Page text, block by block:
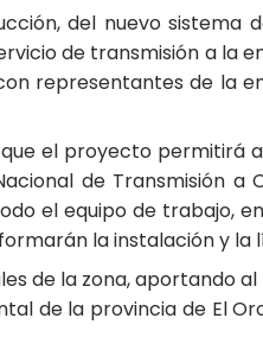
del nuevo sistema
de transmisión a la
representantes de la
que el proyecto
de Transmisión a
el equipo de trabajo,
la instalación y la
de la zona, aportando
de la provincia de El